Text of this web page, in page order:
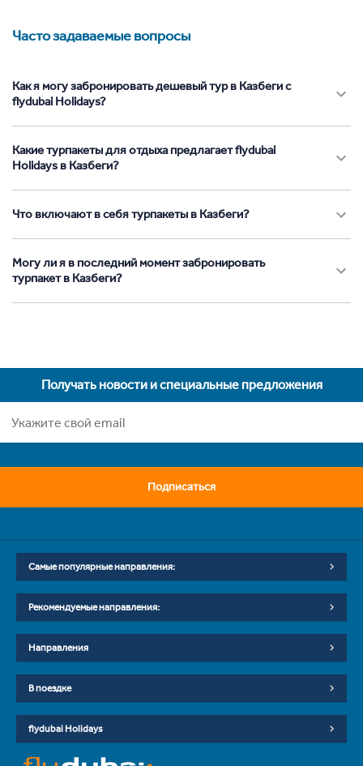
Часто задаваемые вопросы
Как я могу забронировать дешевый тур в Казбеги с
flydubai Holidays?
Какие турпакеты для отдыха предлагает flydubai
Holidays в Казбеги?
Что включают в себя турпакеты в Казбеги?
Могу ли я в последний момент забронировать
турпакет в Казбеги?
Получать новости и специальные предложения
Подписаться
Самые популярные направления:
Рекомендуемые направления:
Направления
В поездке
flydubai Holidays